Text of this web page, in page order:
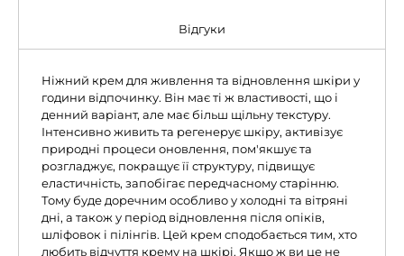
Відгуки
Ніжний крем для живлення та відновлення шкіри у
години відпочинку. Він має ті ж властивості, що і
денний варіант, але має більш щільну текстуру.
Інтенсивно живить та регенерує шкіру, активізує
природні процеси оновлення, пом'якшує та
розгладжує, покращує її структуру, підвищує
еластичність, запобігає передчасному старінню.
Тому буде доречним особливо у холодні та вітряні
дні, а також у період відновлення після опіків,
шліфовок і пілінгів. Цей крем сподобається тим, хто
любить відчуття крему на шкірі. Якщо ж ви це не